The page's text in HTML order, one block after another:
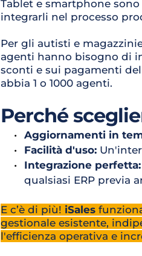
Tablet e smartphone
integrarli nel processo
Per gli autisti e
agenti hanno bisogno di
sconti e sui pagamenti
abbia 1 o 1000 agenti.
Perché
Aggiornamenti in
Facilità d'uso:
Integrazione perfetta:
qualsiasi ERP previa
E c’è di più! iSales
gestionale esistente,
l'efficienza operativa e